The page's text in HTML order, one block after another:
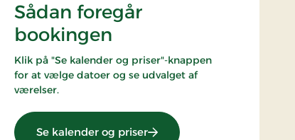
Sådan foregår
bookingen
Klik på "Se kalender og priser"-knappen
for at vælge datoer og se udvalget af
værelser.
Se kalender og priser: Weekendophold 1 dag